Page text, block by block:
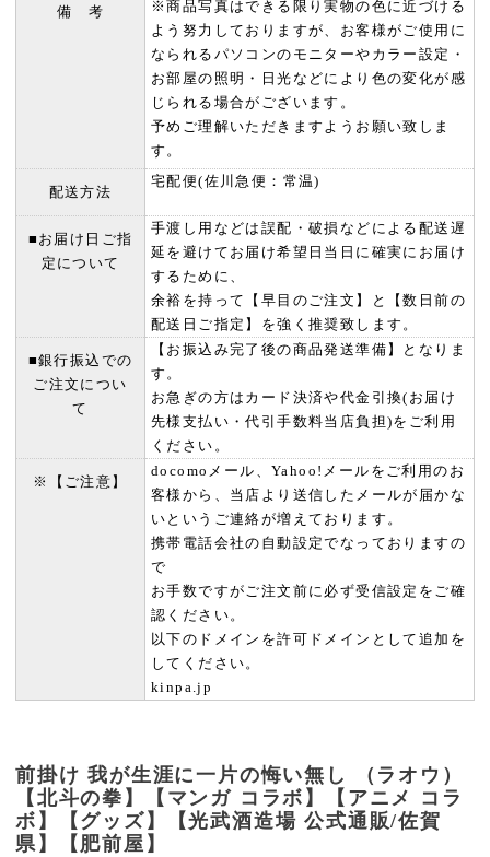
備 考
※商品写真はできる限り実物の色に近づける
よう努力しておりますが、お客様がご使用に
なられるパソコンのモニターやカラー設定・
お部屋の照明・日光などにより色の変化が感
じられる場合がございます。
予めご理解いただきますようお願い致しま
す。
配送方法
宅配便(佐川急便：常温)
■お届け日ご指
定について
手渡し用などは誤配・破損などによる配送遅
延を避けてお届け希望日当日に確実にお届け
するために、
余裕を持って【早目のご注文】と【数日前の
配送日ご指定】を強く推奨致します。
■銀行振込での
ご注文につい
て
【お振込み完了後の商品発送準備】となりま
す。
お急ぎの方はカード決済や代金引換(お届け
先様支払い・代引手数料当店負担)をご利用
ください。
※【ご注意】
docomoメール、Yahoo!メールをご利用のお
客様から、当店より送信したメールが届かな
いというご連絡が増えております。
携帯電話会社の自動設定でなっておりますの
で
お手数ですがご注文前に必ず受信設定をご確
認ください。
以下のドメインを許可ドメインとして追加を
してください。
kinpa.jp
前掛け 我が生涯に一片の悔い無し （ラオウ）
【北斗の拳】【マンガ コラボ】【アニメ コラ
ボ】【グッズ】【光武酒造場 公式通販/佐賀
県】【肥前屋】